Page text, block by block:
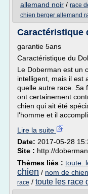
allemand noir / race
chien berger allemand
Caractéristique
garantie 5ans
Caractéristique du
Le Doberman est un
intelligent, mais il est
quelle autre race. Sa
ont certainement
chien qui ait été
l'homme et il
Lire la suite
Date: 2017-05-28
Site : http://
Thèmes liés : toute.
chien / nom de
race / toute les race